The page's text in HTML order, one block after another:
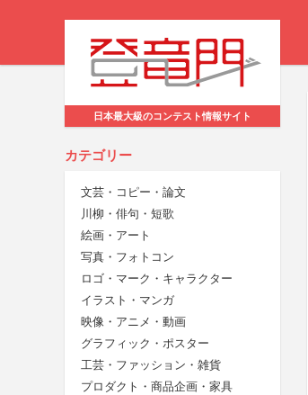
日本最大級のコンテスト情報サイト
カテゴリー
文芸・コピー・論文
川柳・俳句・短歌
絵画・アート
写真・フォトコン
ロゴ・マーク・キャラクター
イラスト・マンガ
映像・アニメ・動画
グラフィック・ポスター
工芸・ファッション・雑貨
プロダクト・商品企画・家具